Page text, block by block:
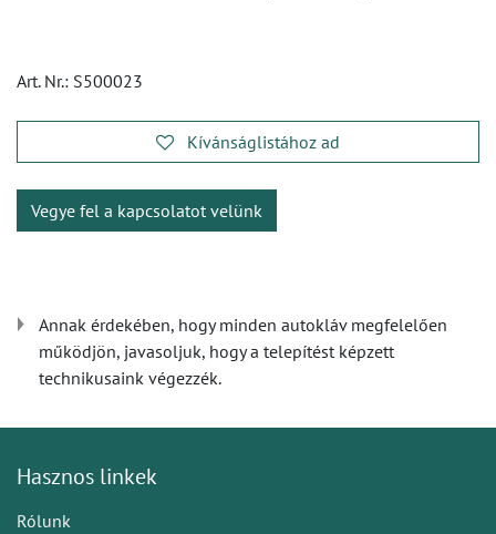
Art. Nr.: S500023
Kívánságlistához ad
Vegye fel a kapcsolatot velünk
Annak érdekében, hogy minden autokláv megfelelően
működjön, javasoljuk, hogy a telepítést képzett
technikusaink végezzék.
Hasznos linkek
Rólunk